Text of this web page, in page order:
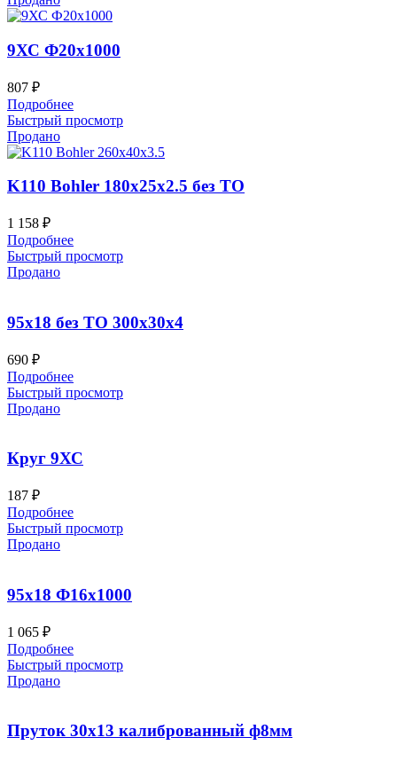
9ХС Ф20х1000
807 ₽
Подробнее
Быстрый просмотр
Продано
K110 Bohler 180x25x2.5 без ТО
1 158 ₽
Подробнее
Быстрый просмотр
Продано
95х18 без ТО 300x30x4
690 ₽
Подробнее
Быстрый просмотр
Продано
Круг 9ХС
187 ₽
Подробнее
Быстрый просмотр
Продано
95х18 Ф16х1000
1 065 ₽
Подробнее
Быстрый просмотр
Продано
Пруток 30х13 калиброванный ф8мм